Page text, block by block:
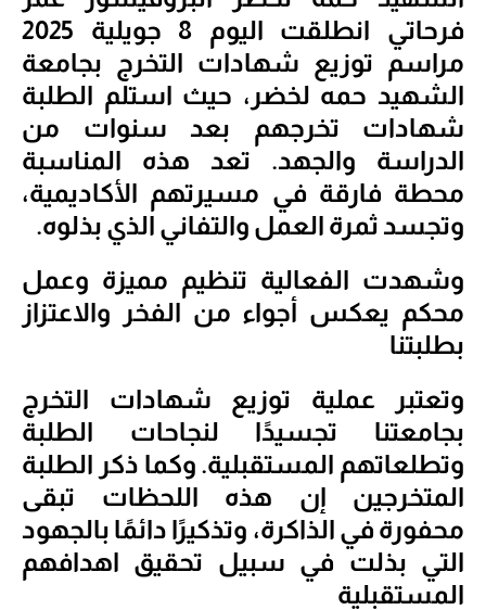
فرحاتي انطلقت اليوم 8 جويلية 2025
مراسم توزيع شهادات التخرج بجامعة
الشهيد حمه لخضر، حيث استلم الطلبة
شهادات تخرجهم بعد سنوات من
الدراسة والجهد. تعد هذه المناسبة
محطة فارقة في مسيرتهم الأكاديمية،
وتجسد ثمرة العمل والتفاني الذي بذلوه.
وشهدت الفعالية تنظيم مميزة وعمل
محكم يعكس أجواء من الفخر والاعتزاز
بطلبتنا
وتعتبر عملية توزيع شهادات التخرج
بجامعتنا تجسيدًا لنجاحات الطلبة
وتطلعاتهم المستقبلية. وكما ذكر الطلبة
المتخرجين إن هذه اللحظات تبقى
محفورة في الذاكرة، وتذكيرًا دائمًا بالجهود
التي بذلت في سبيل تحقيق اهدافهم
المستقبلية